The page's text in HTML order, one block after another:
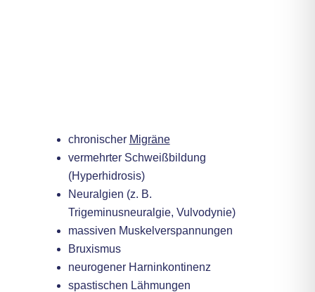
chronischer Migräne
vermehrter Schweißbildung
(Hyperhidrosis)
Neuralgien (z. B.
Trigeminusneuralgie, Vulvodynie)
massiven Muskelverspannungen
Bruxismus
neurogener Harninkontinenz
spastischen Lähmungen